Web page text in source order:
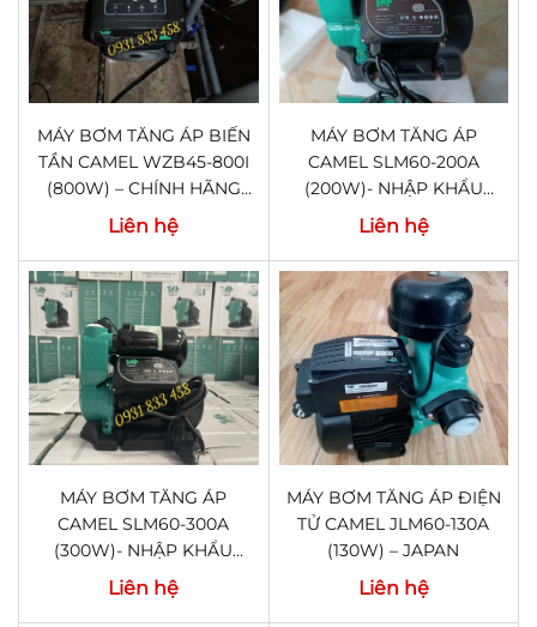
MÁY BƠM TĂNG ÁP BIẾN
TẦN CAMEL WZB45-800I
(800W) – CHÍNH HÃNG
NHẬP KHẨU JAPAN
Liên hệ
MÁY BƠM TĂNG ÁP
CAMEL SLM60-200A
(200W)- NHẬP KHẨU
JAPAN
Liên hệ
MÁY BƠM TĂNG ÁP
CAMEL SLM60-300A
(300W)- NHẬP KHẨU
JAPAN
Liên hệ
MÁY BƠM TĂNG ÁP ĐIỆN
TỬ CAMEL JLM60-130A
(130W) – JAPAN
Liên hệ